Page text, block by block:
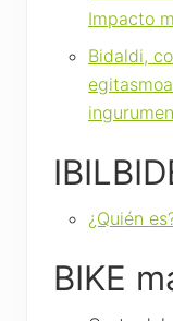
Impacto
Bidaldi,
¿Quién
BIKE